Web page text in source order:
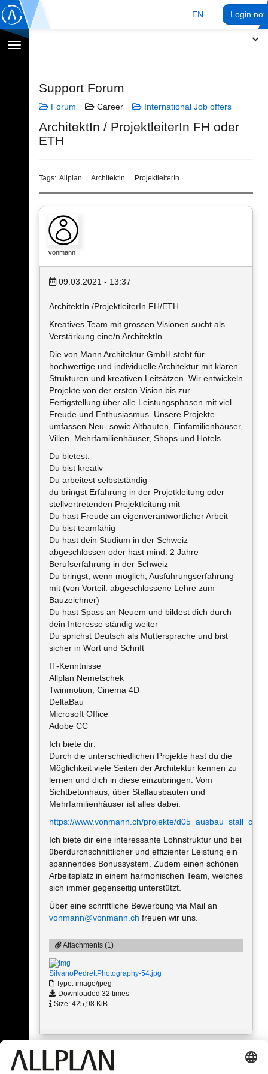
EN Login
Toggle
Support Forum
Forum Career International Job offers
ArchitektIn / ProjektleiterIn FH oder
ETH
Tags: Allplan Architektin ProjektleiterIn
vonmann
09.03.2021 - 13:37
ArchitektIn /ProjektleiterIn FH/ETH
Kreatives Team mit grossen Visionen sucht als
Verstärkung eine/n ArchitektIn
Die von Mann Architektur GmbH steht für
hochwertige und individuelle Architektur mit klaren
Strukturen und kreativen Leitsätzen. Wir entwickeln
Projekte von der ersten Vision bis zur
Fertigstellung über alle Leistungsphasen mit viel
Freude und Enthusiasmus. Unsere Projekte
umfassen Neu- sowie Altbauten, Einfamilienhäuser,
Villen, Mehrfamilienhäuser, Shops und Hotels.
Du bietest:
Du bist kreativ
Du arbeitest selbstständig
du bringst Erfahrung in der Projetkleitung oder
stellvertretenden Projektleitung mit
Du hast Freude an eigenverantwortlicher Arbeit
Du bist teamfähig
Du hast dein Studium in der Schweiz
abgeschlossen oder hast mind. 2 Jahre
Berufserfahrung in der Schweiz
Du bringst, wenn möglich, Ausführungserfahrung
mit (von Vorteil: abgeschlossene Lehre zum
Bauzeichner)
Du hast Spass an Neuem und bildest dich durch
dein Interesse ständig weiter
Du sprichst Deutsch als Muttersprache und bist
sicher in Wort und Schrift
IT-Kenntnisse
Allplan Nemetschek
Twinmotion, Cinema 4D
DeltaBau
Microsoft Office
Adobe CC
Ich biete dir:
Durch die unterschiedlichen Projekte hast du die
Möglichkeit viele Seiten der Architektur kennen zu
lernen und dich in diese einzubringen. Vom
Sichtbetonhaus, über Stallausbauten und
Mehrfamilienhäuser ist alles dabei.
https://www.vonmann.ch/projekte/
Ich biete dir eine interessante Lohnstruktur und bei
überdurchschnittlicher und effizienter Leistung ein
spannendes Bonussystem. Zudem einen schönen
Arbeitsplatz in einem harmonischen Team, welches
sich immer gegenseitig unterstützt.
Über eine schriftliche Bewerbung via Mail an
vonmann@vonmann.ch freuen wir uns.
Attachments (1)
SilvanoPedrettPhotography-54.jpg
Type: image/jpeg
Downloaded 32 times
Size: 425,98 KiB